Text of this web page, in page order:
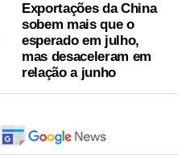
Exportações da China
sobem mais que o
esperado em julho,
mas desaceleram em
relação a junho